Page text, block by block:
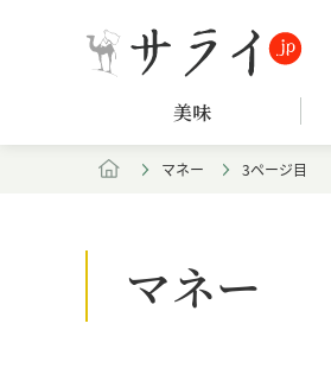
美味
マネー 3ページ目
マネー